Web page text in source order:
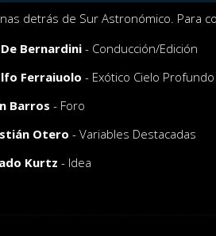
detrás de Sur Astronómico. Para
De Bernardini - Conducción/Edición
Ferraiuolo - Exótico Cielo Profundo
Barros - Foro
Otero - Variables Destacadas
Kurtz - Idea